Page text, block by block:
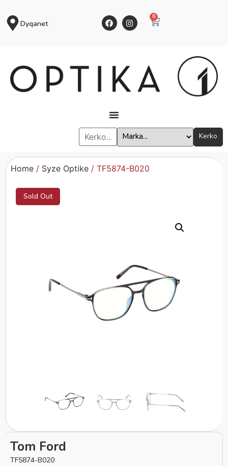
Dyqanet
0
Kerko
Home / Syze Optike / TF5874-B020
Sold Out
Tom Ford
TF5874-B020